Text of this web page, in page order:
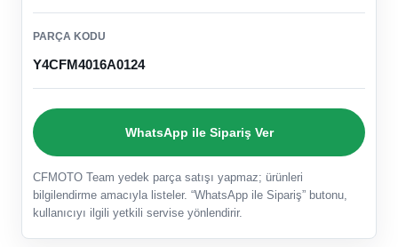
PARÇA KODU
Y4CFM4016A0124
WhatsApp ile Sipariş Ver
CFMOTO Team yedek parça satışı yapmaz; ürünleri
bilgilendirme amacıyla listeler. “WhatsApp ile Sipariş” butonu,
kullanıcıyı ilgili yetkili servise yönlendirir.